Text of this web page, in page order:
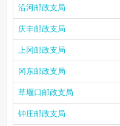
沿河邮政支局
庆丰邮政支局
上冈邮政支局
冈东邮政支局
草堰口邮政支局
钟庄邮政支局